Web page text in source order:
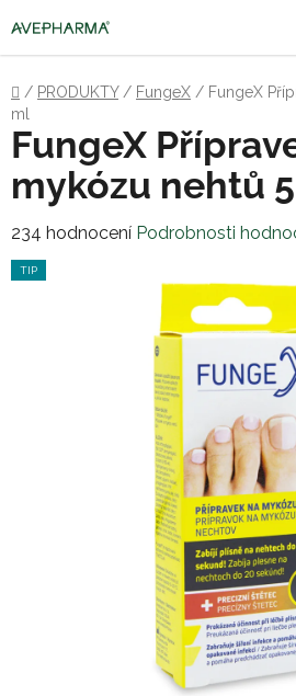
na
obsah
Domů
/ PRODUKTY / FungeX / FungeX
ml
FungeX
mykózu nehtů
Průměrné
hodnocení
234 hodnocení Podrobnosti
TIP